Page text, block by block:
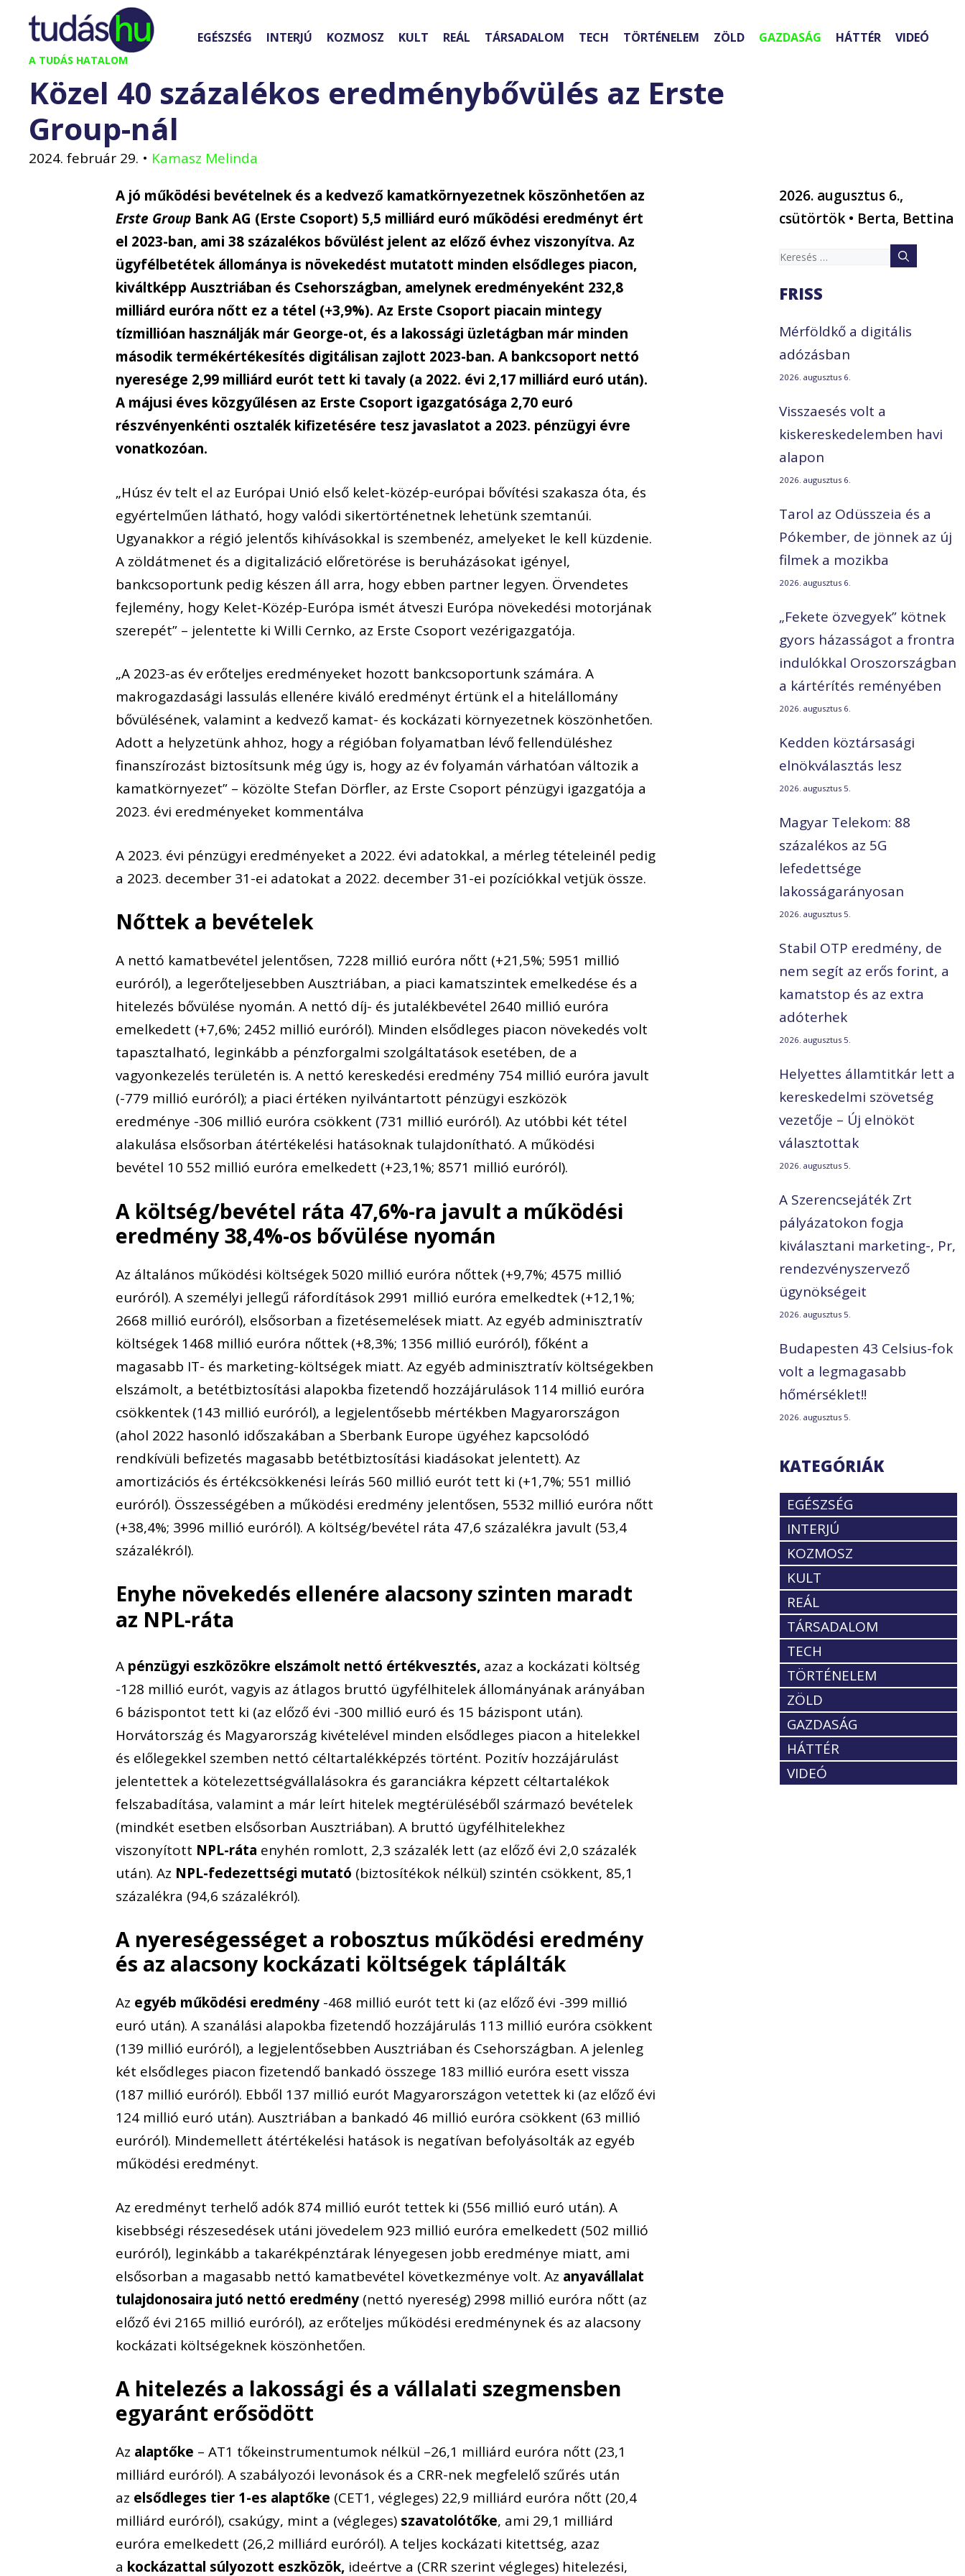
Kilépés
tartalomba
A TUDÁS HATALOM
EGÉSZSÉG INTERJÚ KOZMOSZ KULT REÁL TÁRSADALOM TECH TÖRTÉNELEM ZÖLD GAZDASÁG HÁTTÉR VIDEÓ
Közel 40 százalékos eredménybővülés az Erste
Group-nál
2024. február 29. • Kamasz Melinda
A jó működési bevételnek és a kedvező kamatkörnyezetnek köszönhetően az
Erste Group Bank AG (Erste Csoport) 5,5 milliárd euró működési eredményt ért
el 2023-ban, ami 38 százalékos bővülést jelent az előző évhez viszonyítva. Az
ügyfélbetétek állománya is növekedést mutatott minden elsődleges piacon,
kiváltképp Ausztriában és Csehországban, amelynek eredményeként 232,8
milliárd euróra nőtt ez a tétel (+3,9%). Az Erste Csoport piacain mintegy
tízmillióan használják már George-ot, és a lakossági üzletágban már minden
második termékértékesítés digitálisan zajlott 2023-ban. A bankcsoport nettó
nyeresége 2,99 milliárd eurót tett ki tavaly (a 2022. évi 2,17 milliárd euró után).
A májusi éves közgyűlésen az Erste Csoport igazgatósága 2,70 euró
részvényenkénti osztalék kifizetésére tesz javaslatot a 2023. pénzügyi évre
vonatkozóan.
„Húsz év telt el az Európai Unió első kelet-közép-európai bővítési szakasza óta, és
egyértelműen látható, hogy valódi sikertörténetnek lehetünk szemtanúi.
Ugyanakkor a régió jelentős kihívásokkal is szembenéz, amelyeket le kell küzdenie.
A zöldátmenet és a digitalizáció előretörése is beruházásokat igényel,
bankcsoportunk pedig készen áll arra, hogy ebben partner legyen. Örvendetes
fejlemény, hogy Kelet-Közép-Európa ismét átveszi Európa növekedési motorjának
szerepét” – jelentette ki Willi Cernko, az Erste Csoport vezérigazgatója.
„A 2023-as év erőteljes eredményeket hozott bankcsoportunk számára. A
makrogazdasági lassulás ellenére kiváló eredményt értünk el a hitelállomány
bővülésének, valamint a kedvező kamat- és kockázati környezetnek köszönhetően.
Adott a helyzetünk ahhoz, hogy a régióban folyamatban lévő fellendüléshez
finanszírozást biztosítsunk még úgy is, hogy az év folyamán várhatóan változik a
kamatkörnyezet” – közölte Stefan Dörfler, az Erste Csoport pénzügyi igazgatója a
2023. évi eredményeket kommentálva
A 2023. évi pénzügyi eredményeket a 2022. évi adatokkal, a mérleg tételeinél pedig
a 2023. december 31-ei adatokat a 2022. december 31-ei pozíciókkal vetjük össze.
Nőttek a bevételek
A nettó kamatbevétel jelentősen, 7228 millió euróra nőtt (+21,5%; 5951 millió
euróról), a legerőteljesebben Ausztriában, a piaci kamatszintek emelkedése és a
hitelezés bővülése nyomán. A nettó díj- és jutalékbevétel 2640 millió euróra
emelkedett (+7,6%; 2452 millió euróról). Minden elsődleges piacon növekedés volt
tapasztalható, leginkább a pénzforgalmi szolgáltatások esetében, de a
vagyonkezelés területén is. A nettó kereskedési eredmény 754 millió euróra javult
(-779 millió euróról); a piaci értéken nyilvántartott pénzügyi eszközök
eredménye -306 millió euróra csökkent (731 millió euróról). Az utóbbi két tétel
alakulása elsősorban átértékelési hatásoknak tulajdonítható. A működési
bevétel 10 552 millió euróra emelkedett (+23,1%; 8571 millió euróról).
A költség/bevétel ráta 47,6%-ra javult a működési
eredmény 38,4%-os bővülése nyomán
Az általános működési költségek 5020 millió euróra nőttek (+9,7%; 4575 millió
euróról). A személyi jellegű ráfordítások 2991 millió euróra emelkedtek (+12,1%;
2668 millió euróról), elsősorban a fizetésemelések miatt. Az egyéb adminisztratív
költségek 1468 millió euróra nőttek (+8,3%; 1356 millió euróról), főként a
magasabb IT- és marketing-költségek miatt. Az egyéb adminisztratív költségekben
elszámolt, a betétbiztosítási alapokba fizetendő hozzájárulások 114 millió euróra
csökkentek (143 millió euróról), a legjelentősebb mértékben Magyarországon
(ahol 2022 hasonló időszakában a Sberbank Europe ügyéhez kapcsolódó
rendkívüli befizetés magasabb betétbiztosítási kiadásokat jelentett). Az
amortizációs és értékcsökkenési leírás 560 millió eurót tett ki (+1,7%; 551 millió
euróról). Összességében a működési eredmény jelentősen, 5532 millió euróra nőtt
(+38,4%; 3996 millió euróról). A költség/bevétel ráta 47,6 százalékra javult (53,4
százalékról).
Enyhe növekedés ellenére alacsony szinten maradt
az NPL-ráta
A pénzügyi eszközökre elszámolt nettó értékvesztés, azaz a kockázati költség
-128 millió eurót, vagyis az átlagos bruttó ügyfélhitelek állományának arányában
6 bázispontot tett ki (az előző évi -300 millió euró és 15 bázispont után).
Horvátország és Magyarország kivételével minden elsődleges piacon a hitelekkel
és előlegekkel szemben nettó céltartalékképzés történt. Pozitív hozzájárulást
jelentettek a kötelezettségvállalásokra és garanciákra képzett céltartalékok
felszabadítása, valamint a már leírt hitelek megtérüléséből származó bevételek
(mindkét esetben elsősorban Ausztriában). A bruttó ügyfélhitelekhez
viszonyított NPL-ráta enyhén romlott, 2,3 százalék lett (az előző évi 2,0 százalék
után). Az NPL-fedezettségi mutató (biztosítékok nélkül) szintén csökkent, 85,1
százalékra (94,6 százalékról).
A nyereségességet a robosztus működési eredmény
és az alacsony kockázati költségek táplálták
Az egyéb működési eredmény -468 millió eurót tett ki (az előző évi -399 millió
euró után). A szanálási alapokba fizetendő hozzájárulás 113 millió euróra csökkent
(139 millió euróról), a legjelentősebben Ausztriában és Csehországban. A jelenleg
két elsődleges piacon fizetendő bankadó összege 183 millió euróra esett vissza
(187 millió euróról). Ebből 137 millió eurót Magyarországon vetettek ki (az előző évi
124 millió euró után). Ausztriában a bankadó 46 millió euróra csökkent (63 millió
euróról). Mindemellett átértékelési hatások is negatívan befolyásolták az egyéb
működési eredményt.
Az eredményt terhelő adók 874 millió eurót tettek ki (556 millió euró után). A
kisebbségi részesedések utáni jövedelem 923 millió euróra emelkedett (502 millió
euróról), leginkább a takarékpénztárak lényegesen jobb eredménye miatt, ami
elsősorban a magasabb nettó kamatbevétel következménye volt. Az anyavállalat
tulajdonosaira jutó nettó eredmény (nettó nyereség) 2998 millió euróra nőtt (az
előző évi 2165 millió euróról), az erőteljes működési eredménynek és az alacsony
kockázati költségeknek köszönhetően.
A hitelezés a lakossági és a vállalati szegmensben
egyaránt erősödött
Az alaptőke – AT1 tőkeinstrumentumok nélkül –26,1 milliárd euróra nőtt (23,1
milliárd euróról). A szabályozói levonások és a CRR-nek megfelelő szűrés után
az elsődleges tier 1-es alaptőke (CET1, végleges) 22,9 milliárd euróra nőtt (20,4
milliárd euróról), csakúgy, mint a (végleges) szavatolótőke, ami 29,1 milliárd
euróra emelkedett (26,2 milliárd euróról). A teljes kockázati kitettség, azaz
a kockázattal súlyozott eszközök, ideértve a (CRR szerint végleges) hitelezési,
2026. augusztus 6.,
csütörtök • Berta, Bettina
Keresés:
FRISS
Mérföldkő a digitális
adózásban
2026. augusztus 6.
Visszaesés volt a
kiskereskedelemben havi
alapon
2026. augusztus 6.
Tarol az Odüsszeia és a
Pókember, de jönnek az új
filmek a mozikba
2026. augusztus 6.
„Fekete özvegyek” kötnek
gyors házasságot a frontra
indulókkal Oroszországban
a kártérítés reményében
2026. augusztus 6.
Kedden köztársasági
elnökválasztás lesz
2026. augusztus 5.
Magyar Telekom: 88
százalékos az 5G
lefedettsége
lakosságarányosan
2026. augusztus 5.
Stabil OTP eredmény, de
nem segít az erős forint, a
kamatstop és az extra
adóterhek
2026. augusztus 5.
Helyettes államtitkár lett a
kereskedelmi szövetség
vezetője – Új elnököt
választottak
2026. augusztus 5.
A Szerencsejáték Zrt
pályázatokon fogja
kiválasztani marketing-, Pr,
rendezvényszervező
ügynökségeit
2026. augusztus 5.
Budapesten 43 Celsius-fok
volt a legmagasabb
hőmérséklet!!
2026. augusztus 5.
KATEGÓRIÁK
EGÉSZSÉG
INTERJÚ
KOZMOSZ
KULT
REÁL
TÁRSADALOM
TECH
TÖRTÉNELEM
ZÖLD
GAZDASÁG
HÁTTÉR
VIDEÓ